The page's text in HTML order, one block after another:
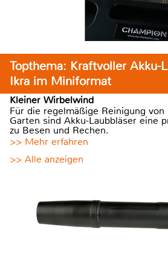
Topthema: Kraftvoller Akku-
Ikra im Miniformat
Kleiner Wirbelwind
Für die regelmäßige Reinigung
Garten sind Akku-Laubbläser eine
zu Besen und Rechen.
>> Mehr erfahren
>> Alle anzeigen